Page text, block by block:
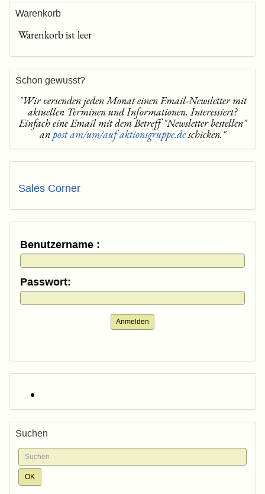
Warenkorb
Warenkorb ist leer
Schon gewusst?
"Wir versenden jeden Monat einen Email-Newsletter mit
aktuellen Terminen und Informationen. Interessiert?
Einfach eine Email mit dem Betreff "Newsletter bestellen"
anpost am/um/auf aktionsgruppe.deschicken."
Sales Corner
Benutzername :
Passwort:
Anmelden
Suchen